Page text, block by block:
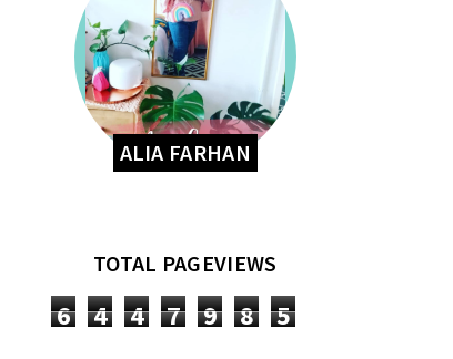
ALIA FARHAN
TOTAL PAGEVIEWS
6 4 4 7 9 8 5